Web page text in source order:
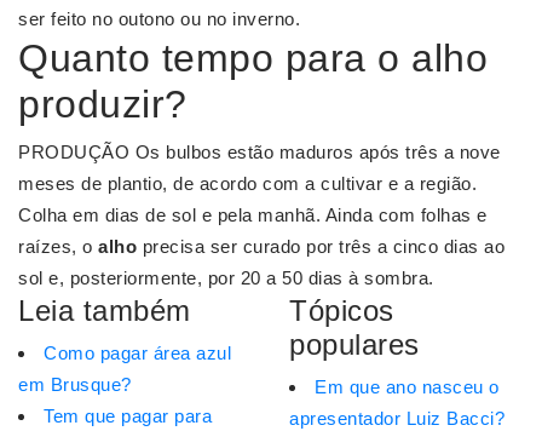
ser feito no outono ou no inverno.
Quanto tempo para o alho
produzir?
PRODUÇÃO Os bulbos estão maduros após três a nove
meses de plantio, de acordo com a cultivar e a região.
Colha em dias de sol e pela manhã. Ainda com folhas e
raízes, o alho precisa ser curado por três a cinco dias ao
sol e, posteriormente, por 20 a 50 dias à sombra.
Leia também
Como pagar área azul
em Brusque?
Tem que pagar para
Tópicos
populares
Em que ano nasceu o
apresentador Luiz Bacci?